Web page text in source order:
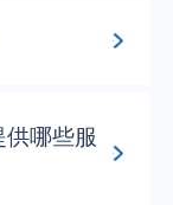
供哪些服